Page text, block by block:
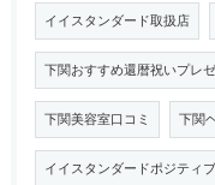
イイスタンダード取扱店
下関おすすめ還暦祝いプレ
下関美容室口コミ 下関
イイスタンダードポジティ